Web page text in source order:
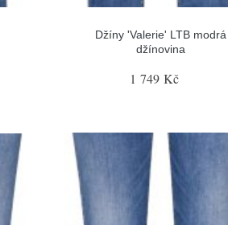
Džíny 'Valerie' LTB modrá
džínovina
1 749 Kč